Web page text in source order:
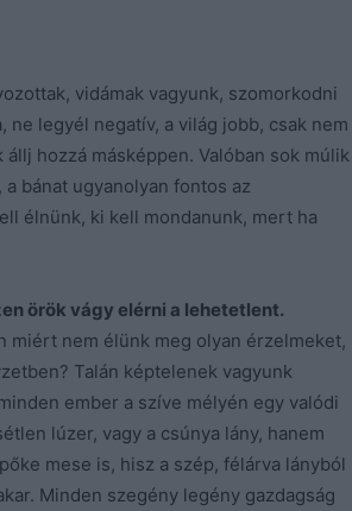
vidámak vagyunk, szomorkodni
legyél negatív, a világ jobb, csak nem
hozzá másképpen. Valóban sok múlik
bánat ugyanolyan fontos az
élnünk, ki kell mondanunk, mert ha
örök vágy elérni a lehetetlent.
miért nem élünk meg olyan érzelmeket,
Talán képtelenek vagyunk
ember a szíve mélyén egy valódi
lúzer, vagy a csúnya lány, hanem
mese is, hisz a szép, félárva lányból
Minden szegény legény gazdagság